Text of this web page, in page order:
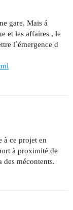
gare, Mais á
et les affaires , le
l´émergence d
à ce projet en
à proximité de
mécontents.